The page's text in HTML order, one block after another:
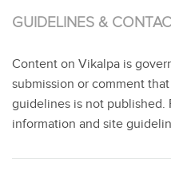
GUIDELINES &
Content on Vikalpa is
submission or comment
guidelines is not published.
information and site